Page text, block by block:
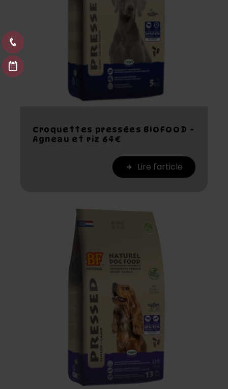
Croquettes pressées BIOFOOD -
Agneau et riz 64€
Lire l'article